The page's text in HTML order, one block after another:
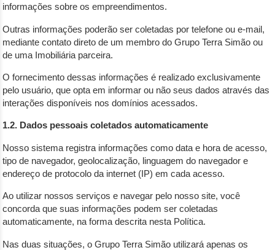
informações sobre os empreendimentos.
Outras informações poderão ser coletadas por telefone ou e-mail,
mediante contato direto de um membro do Grupo Terra Simão ou
de uma Imobiliária parceira.
O fornecimento dessas informações é realizado exclusivamente
pelo usuário, que opta em informar ou não seus dados através das
interações disponíveis nos domínios acessados.
1.2. Dados pessoais coletados automaticamente
Nosso sistema registra informações como data e hora de acesso,
tipo de navegador, geolocalização, linguagem do navegador e
endereço de protocolo da internet (IP) em cada acesso.
Ao utilizar nossos serviços e navegar pelo nosso site, você
concorda que suas informações podem ser coletadas
automaticamente, na forma descrita nesta Política.
Nas duas situações, o Grupo Terra Simão utilizará apenas os